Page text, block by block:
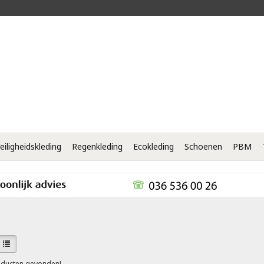
Regenkleding Ecokleding Schoenen PBM